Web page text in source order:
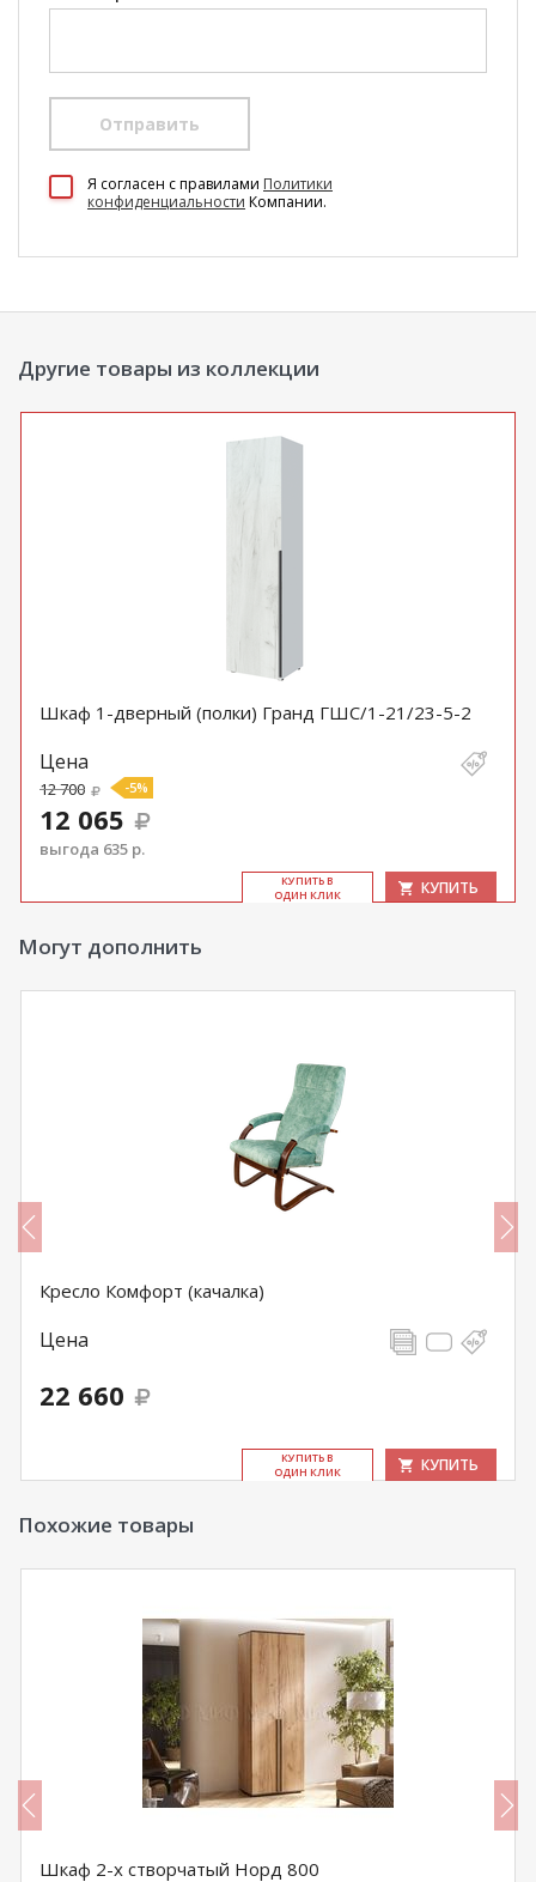
Отправить
Я согласен c правилами Политики
конфиденциальности Компании.
Другие товары из коллекции
Шкаф 1-дверный (полки) Гранд ГШС/1-21/23-5-2
Цена
12 700 -5%
12 065
выгода 635 р.
КУ­ПИТЬ В
ОДИН КЛИК
КУПИТЬ
Могут дополнить
Кресло Комфорт (качалка)
Цена
22 660
КУ­ПИТЬ В
ОДИН КЛИК
КУПИТЬ
Похожие товары
Шкаф 2-х створчатый Норд 800